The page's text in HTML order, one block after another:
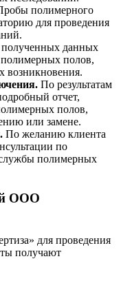
полимерного
для проведения
данных
полимерных полов,
возникновения.
По результатам
отчет,
полов,
или замене.
По желанию клиента
по
полимерных
ООО
для проведения
получают